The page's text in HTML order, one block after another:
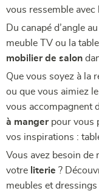
vous ressemble avec
Du canapé d’angle
meuble TV ou la
mobilier de salon
Que vous soyez à la
ou que vous aimiez
vous accompagnent
à mangerpour vous
vos inspirations :
Vous avez besoin de
votre literie ?
meubles et